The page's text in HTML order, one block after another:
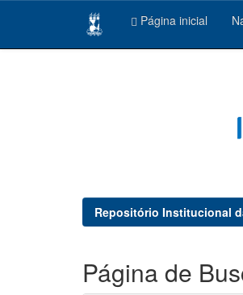
Página inicial
Repositório Institucional
Página de